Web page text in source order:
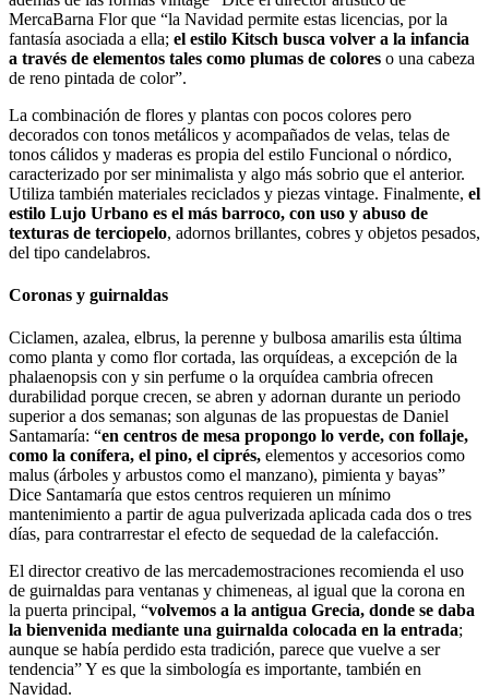
MercaBarna Flor que “la Navidad permite estas licencias, por la
fantasía asociada a ella; el estilo Kitsch busca volver a la infancia
a través de elementos tales como plumas de colores o una cabeza
de reno pintada de color”.
La combinación de flores y plantas con pocos colores pero
decorados con tonos metálicos y acompañados de velas, telas de
tonos cálidos y maderas es propia del estilo Funcional o nórdico,
caracterizado por ser minimalista y algo más sobrio que el anterior.
Utiliza también materiales reciclados y piezas vintage. Finalmente, el
estilo Lujo Urbano es el más barroco, con uso y abuso de
texturas de terciopelo, adornos brillantes, cobres y objetos pesados,
del tipo candelabros.
Coronas y guirnaldas
Ciclamen, azalea, elbrus, la perenne y bulbosa amarilis esta última
como planta y como flor cortada, las orquídeas, a excepción de la
phalaenopsis con y sin perfume o la orquídea cambria ofrecen
durabilidad porque crecen, se abren y adornan durante un periodo
superior a dos semanas; son algunas de las propuestas de Daniel
Santamaría: “en centros de mesa propongo lo verde, con follaje,
como la conífera, el pino, el ciprés, elementos y accesorios como
malus (árboles y arbustos como el manzano), pimienta y bayas”
Dice Santamaría que estos centros requieren un mínimo
mantenimiento a partir de agua pulverizada aplicada cada dos o tres
días, para contrarrestar el efecto de sequedad de la calefacción.
El director creativo de las mercademostraciones recomienda el uso
de guirnaldas para ventanas y chimeneas, al igual que la corona en
la puerta principal, “volvemos a la antigua Grecia, donde se daba
la bienvenida mediante una guirnalda colocada en la entrada;
aunque se había perdido esta tradición, parece que vuelve a ser
tendencia” Y es que la simbología es importante, también en
Navidad.